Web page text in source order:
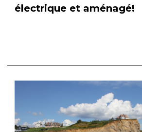
électrique et aménagé!